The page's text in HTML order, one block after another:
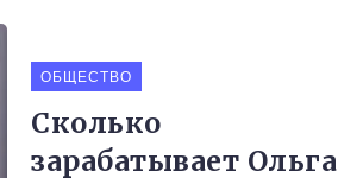
ОБЩЕСТВО
Сколько
зарабатывает Ольга